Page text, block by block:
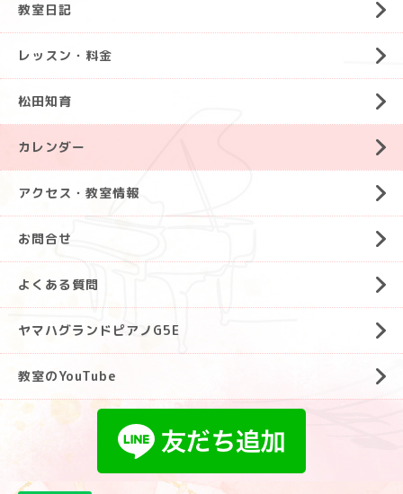
教室日記
レッスン・料金
松田知育
カレンダー
アクセス・教室情報
お問合せ
よくある質問
ヤマハグランドピアノG5E
教室のYouTube